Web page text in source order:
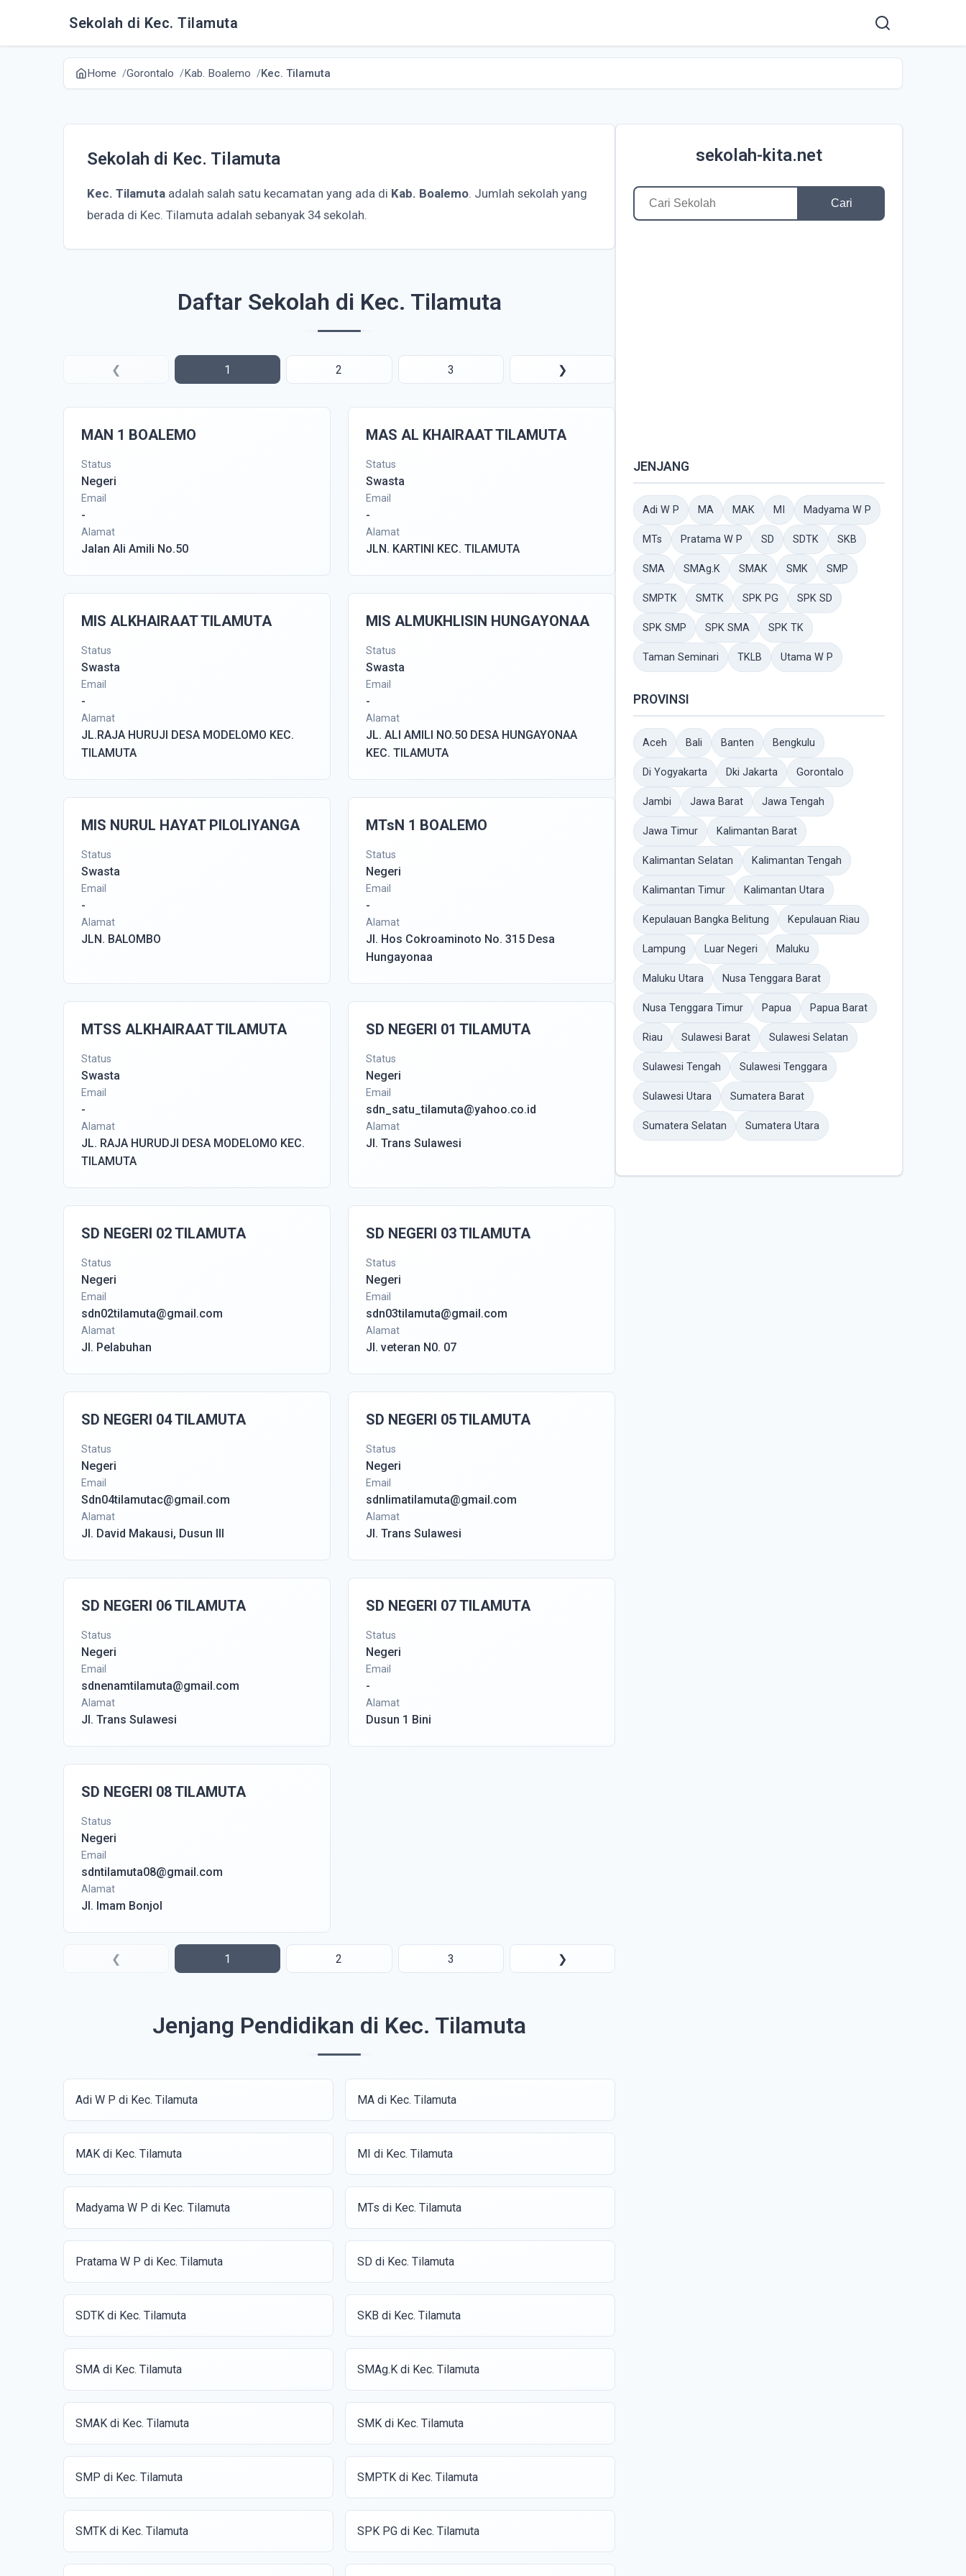
Sekolah di Kec. Tilamuta
Home Gorontalo Kab. Boalemo Kec. Tilamuta
Sekolah di Kec. Tilamuta
Kec. Tilamuta adalah salah satu kecamatan yang ada di Kab. Boalemo. Jumlah sekolah yang
berada di Kec. Tilamuta adalah sebanyak 34 sekolah.
Daftar Sekolah di Kec. Tilamuta
❮ 1 2 3 ❯
MAN 1 BOALEMO
Status
Negeri
Email
-
Alamat
Jalan Ali Amili No.50
MAS AL KHAIRAAT TILAMUTA
Status
Swasta
Email
-
Alamat
JLN. KARTINI KEC. TILAMUTA
MIS ALKHAIRAAT TILAMUTA
Status
Swasta
Email
-
Alamat
JL.RAJA HURUJI DESA MODELOMO KEC.
TILAMUTA
MIS ALMUKHLISIN HUNGAYONAA
Status
Swasta
Email
-
Alamat
JL. ALI AMILI NO.50 DESA HUNGAYONAA
KEC. TILAMUTA
MIS NURUL HAYAT PILOLIYANGA
Status
Swasta
Email
-
Alamat
JLN. BALOMBO
MTsN 1 BOALEMO
Status
Negeri
Email
-
Alamat
Jl. Hos Cokroaminoto No. 315 Desa
Hungayonaa
MTSS ALKHAIRAAT TILAMUTA
Status
Swasta
Email
-
Alamat
JL. RAJA HURUDJI DESA MODELOMO KEC.
TILAMUTA
SD NEGERI 01 TILAMUTA
Status
Negeri
Email
sdn_satu_tilamuta@yahoo.co.id
Alamat
Jl. Trans Sulawesi
SD NEGERI 02 TILAMUTA
Status
Negeri
Email
sdn02tilamuta@gmail.com
Alamat
Jl. Pelabuhan
SD NEGERI 03 TILAMUTA
Status
Negeri
Email
sdn03tilamuta@gmail.com
Alamat
Jl. veteran N0. 07
SD NEGERI 04 TILAMUTA
Status
Negeri
Email
Sdn04tilamutac@gmail.com
Alamat
Jl. David Makausi, Dusun III
SD NEGERI 05 TILAMUTA
Status
Negeri
Email
sdnlimatilamuta@gmail.com
Alamat
Jl. Trans Sulawesi
SD NEGERI 06 TILAMUTA
Status
Negeri
Email
sdnenamtilamuta@gmail.com
Alamat
Jl. Trans Sulawesi
SD NEGERI 07 TILAMUTA
Status
Negeri
Email
-
Alamat
Dusun 1 Bini
SD NEGERI 08 TILAMUTA
Status
Negeri
Email
sdntilamuta08@gmail.com
Alamat
Jl. Imam Bonjol
❮ 1 2 3 ❯
Jenjang Pendidikan di Kec. Tilamuta
Adi W P di Kec. Tilamuta MA di Kec. Tilamuta
MAK di Kec. Tilamuta MI di Kec. Tilamuta
Madyama W P di Kec. Tilamuta MTs di Kec. Tilamuta
Pratama W P di Kec. Tilamuta SD di Kec. Tilamuta
SDTK di Kec. Tilamuta SKB di Kec. Tilamuta
SMA di Kec. Tilamuta SMAg.K di Kec. Tilamuta
SMAK di Kec. Tilamuta SMK di Kec. Tilamuta
SMP di Kec. Tilamuta SMPTK di Kec. Tilamuta
SMTK di Kec. Tilamuta SPK PG di Kec. Tilamuta
sekolah-kita.net
Cari
JENJANG
Adi W P MA MAK MI Madyama W P
MTs Pratama W P SD SDTK SKB
SMA SMAg.K SMAK SMK SMP
SMPTK SMTK SPK PG SPK SD
SPK SMP SPK SMA SPK TK
Taman Seminari TKLB Utama W P
PROVINSI
Aceh Bali Banten Bengkulu
Di Yogyakarta Dki Jakarta Gorontalo
Jambi Jawa Barat Jawa Tengah
Jawa Timur Kalimantan Barat
Kalimantan Selatan Kalimantan Tengah
Kalimantan Timur Kalimantan Utara
Kepulauan Bangka Belitung Kepulauan Riau
Lampung Luar Negeri Maluku
Maluku Utara Nusa Tenggara Barat
Nusa Tenggara Timur Papua Papua Barat
Riau Sulawesi Barat Sulawesi Selatan
Sulawesi Tengah Sulawesi Tenggara
Sulawesi Utara Sumatera Barat
Sumatera Selatan Sumatera Utara